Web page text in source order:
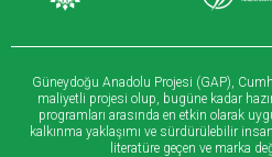
Güneydoğu Anadolu Projesi (GAP),
maliyetli projesi olup, bugüne kadar
programları arasında en etkin olarak
kalkınma yaklaşımı ve sürdürülebilir
literatüre geçen ve marka